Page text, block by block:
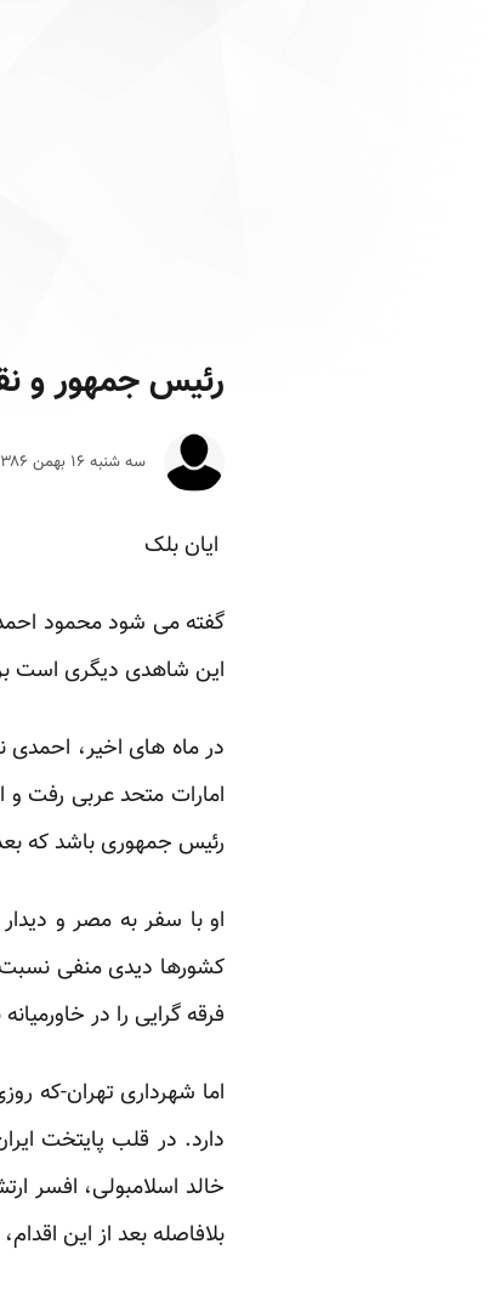
رئیس جمهور و
سه شنبه ۱۶ بهمن ۱۳۸۶
‏ ایان بلک
گفته می شود محمود
این شاهدی دیگری است
در ماه های اخیر،
امارات متحد عربی رفت و
رئیس جمهوری باشد که بعد از انقلاب در
او با سفر به مصر و
کشورها دیدی منفی نسبت
فرقه گرایی را در
اما شهرداری تهران-که
دارد. در قلب پایتخت
بلافاصله بعد از این